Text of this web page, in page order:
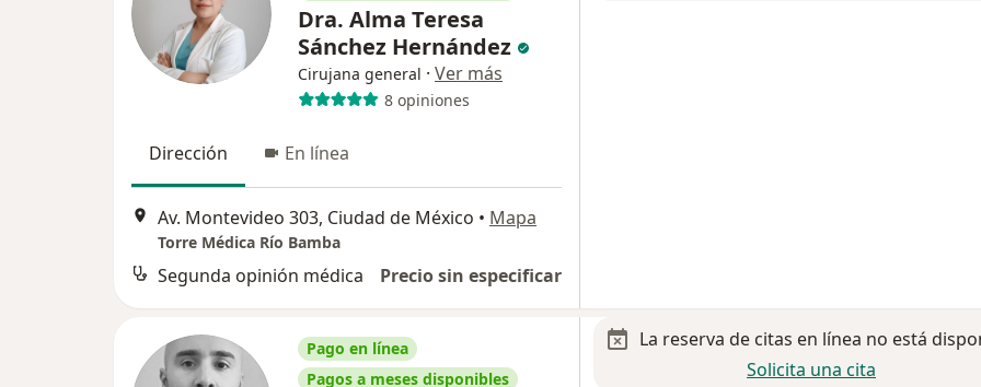
Dra. Alma Teresa
Sánchez Hernández
Cirujana general · Ver más
8 opiniones
Dirección En línea
Av. Montevideo 303, Ciudad de México • Mapa
Torre Médica Río Bamba
Segunda opinión médica Precio sin especificar
Pago en línea
Pagos a meses disponibles
La reserva de citas en línea no está
Solicita una cita